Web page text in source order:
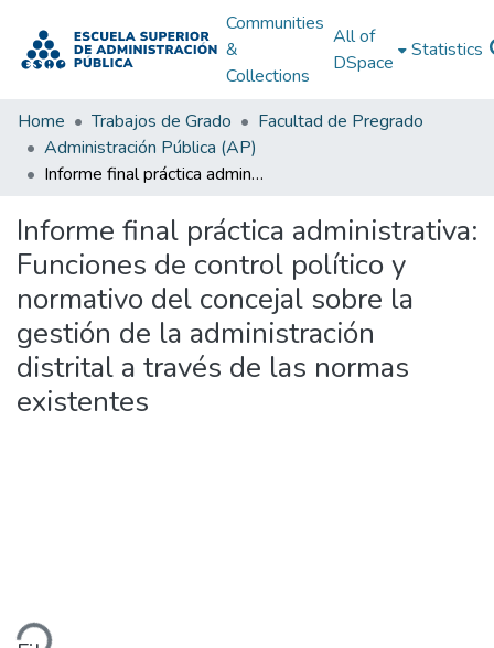
Communities
&
Collections
All of
DSpace
Statistics
Home Trabajos de Grado
Facultad de Pregrado
Administración Pública (AP)
Informe final práctica administrativa: Funciones de control político y normativo del concejal sobre la gestión de la administración distrital a través de las normas existentes
Informe final práctica administrativa:
Funciones de control político y
normativo del concejal sobre la
gestión de la administración
distrital a través de las normas
existentes
Loading...